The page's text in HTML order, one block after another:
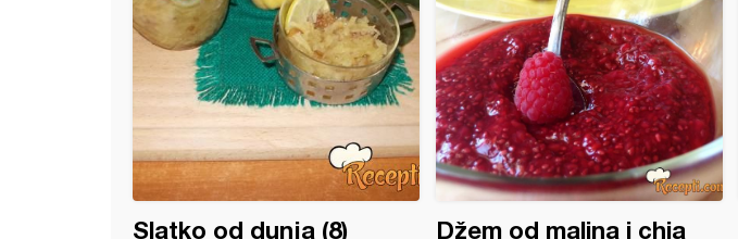
Slatko od dunja (8)
Džem od malina i chia